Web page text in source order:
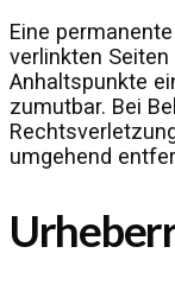
Eine
verlinkten
Anhaltspunkte
zumutbar. Bei
umgehend